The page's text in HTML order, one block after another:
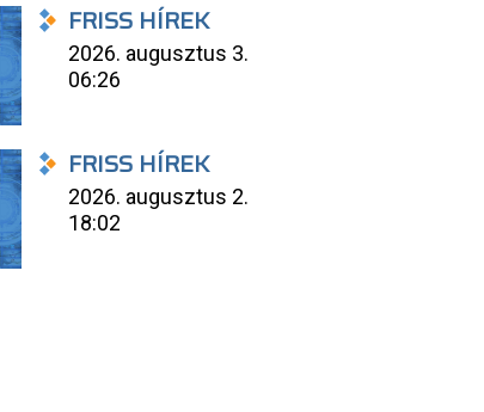
FRISS HÍREK
2026. augusztus 3.
06:26
FRISS HÍREK
2026. augusztus 2.
18:02